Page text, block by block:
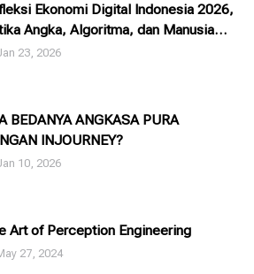
Ekonomi Digital Indonesia 2026,
Angka, Algoritma, dan Manusia
Menatap
23, 2026
BEDANYA ANGKASA PURA
INJOURNEY?
10, 2026
Art of Perception Engineering
27, 2024